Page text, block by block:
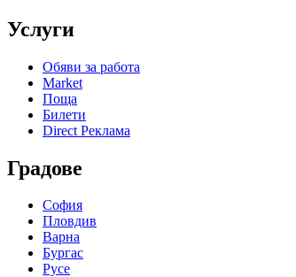
Услуги
Обяви за работа
Market
Поща
Билети
Direct Реклама
Градове
София
Пловдив
Варна
Бургас
Русе